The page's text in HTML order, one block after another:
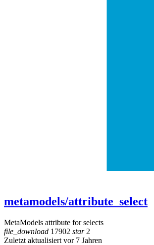
metamodels/attribute_select
MetaModels attribute for selects
file_download 17902 star2
Zuletzt aktualisiert vor 7 Jahren